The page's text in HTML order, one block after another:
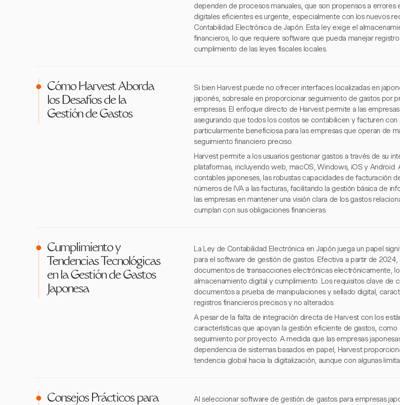
dependen de procesos manuales, que son propensos a
digitales eficientes es urgente, especialmente con los nuevos
Contabilidad Electrónica de Japón. Esta ley exige el
financieros, lo que requiere software que pueda manejar
cumplimiento de las leyes fiscales locales.
Cómo Harvest Aborda
los Desafíos de la
Gestión de Gastos
Si bien Harvest puede no ofrecer interfaces localizadas en
japonés, sobresale en proporcionar seguimiento de gastos por
empresas. El enfoque directo de Harvest permite a las
asegurando que todos los costos se contabilicen y facturen
particularmente beneficiosa para las empresas que operan de
seguimiento financiero preciso.
Harvest permite a los usuarios gestionar gastos a través de su
plataformas, incluyendo web, macOS, Windows, iOS y Android.
contables japoneses, las robustas capacidades de facturación
números de IVA a las facturas, facilitando la gestión básica de
las empresas en mantener una visión clara de los gastos
cumplan con sus obligaciones financieras.
Cumplimiento y
Tendencias Tecnológicas
en la Gestión de Gastos
Japonesa
La Ley de Contabilidad Electrónica en Japón juega un papel
para el software de gestión de gastos. Efectiva a partir de
documentos de transacciones electrónicas electrónicamente,
almacenamiento digital y cumplimiento. Los requisitos clave de
documentos a prueba de manipulaciones y sellado digital,
registros financieros precisos y no alterados.
A pesar de la falta de integración directa de Harvest con los
características que apoyan la gestión eficiente de gastos,
seguimiento por proyecto. A medida que las empresas
dependencia de sistemas basados en papel, Harvest
tendencia global hacia la digitalización, aunque con algunas
Consejos Prácticos para
Al seleccionar software de gestión de gastos para empresas